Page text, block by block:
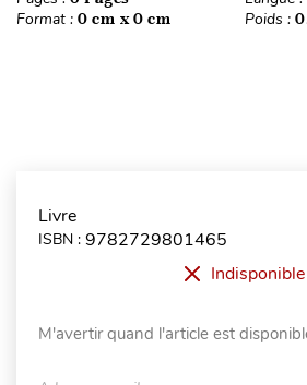
Format : 0 cm x 0 cm Poids :
Livre
ISBN : 9782729801465
Indisponible
M'avertir quand l'article est